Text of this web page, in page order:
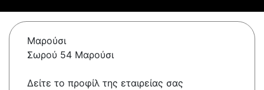
Μαρούσι
Σωρού 54 Μαρούσι
Δείτε το προφίλ της εταιρείας σας